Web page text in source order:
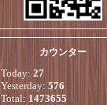
カウンター
Today: 27
Yesterday: 576
Total: 1473655